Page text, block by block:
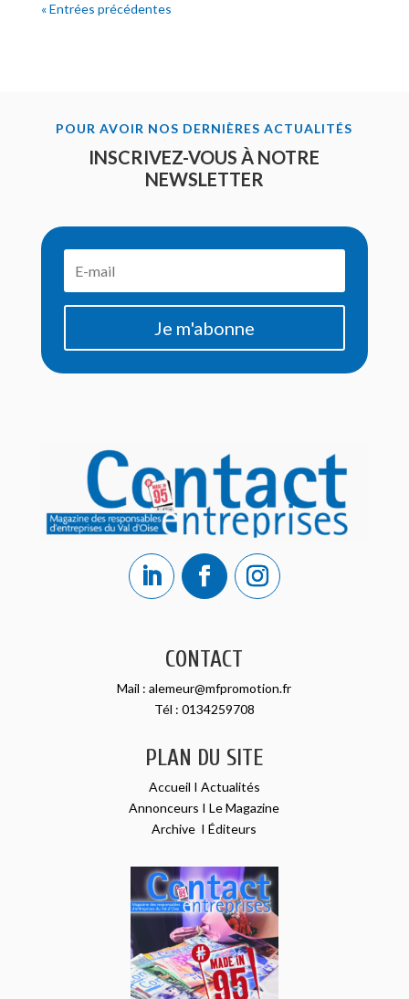
« Entrées précédentes
POUR AVOIR NOS DERNIÈRES ACTUALITÉS
INSCRIVEZ-VOUS À NOTRE
NEWSLETTER
Je m'abonne
CONTACT
Mail :alemeur@mfpromotion.fr
Tél : 0134259708
PLAN DU SITE
Accueil I Actualités
Annonceurs ILe Magazine
Archive IÉditeurs